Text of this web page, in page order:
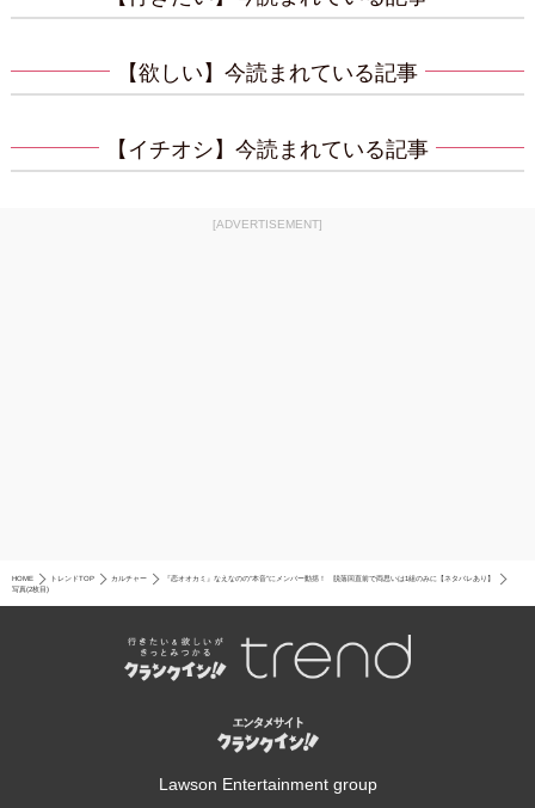
【欲しい】今読まれている記事
【イチオシ】今読まれている記事
[ADVERTISEMENT]
HOME トレンドTOP カルチャー
『恋オオカミ』なえなのの“本音”にメンバー動揺！ 脱落回直前で両思いは1組のみに【ネタバレあり】
写真(2枚目)
Lawson Entertainment group